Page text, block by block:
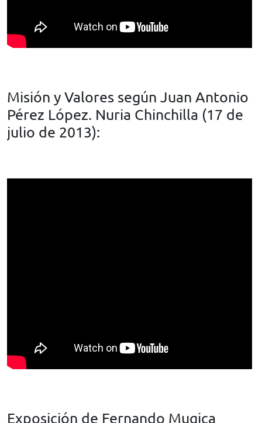
Misión y Valores según Juan Antonio
Pérez López. Nuria Chinchilla (17 de
julio de 2013):
Exposición de Fernando Mugica